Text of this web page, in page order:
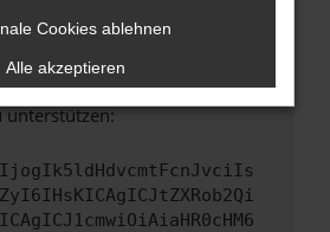
uns bitte. Wir werden
Problem zu beheben. Du kannst
schicken, um uns bei der
unterstützen:
Cookies ablehnen
Alle akzeptieren